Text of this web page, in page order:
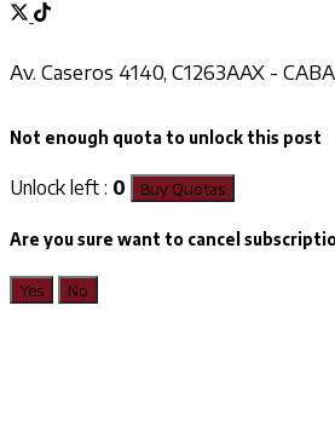
Av. Caseros 4140, C1263AAX -
Not enough quota to unlock this post
Unlock left : 0 Buy Quotas
Are you sure want to cancel
Yes No